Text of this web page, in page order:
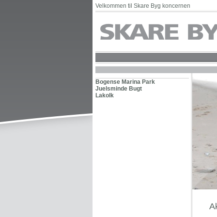
Velkommen til Skare Byg koncernen
Bogense Marina Park
Juelsminde Bugt
Lakolk